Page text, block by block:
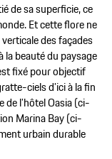
de sa superficie, ce
Et cette flore ne
des façades
beauté du paysage
fixé pour objectif
ciels d’ici à la fin
l’hôtel Oasia (ci-
Marina Bay (ci-
urbain durable